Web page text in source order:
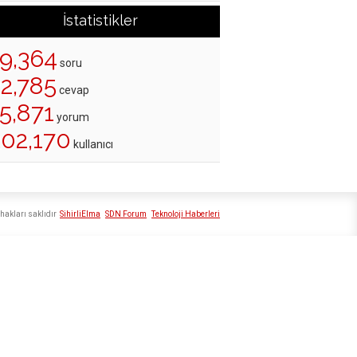
İstatistikler
soru
cevap
yorum
kullanıcı
SihirliElma SDN Forum Teknoloji Haberleri
saklıdır